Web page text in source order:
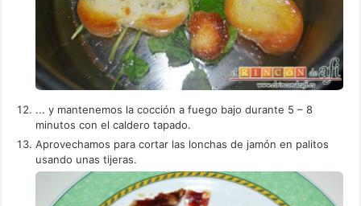
... y mantenemos la cocción a fuego bajo durante 5 – 8
minutos con el caldero tapado.
Aprovechamos para cortar las lonchas de jamón en palitos
usando unas tijeras.